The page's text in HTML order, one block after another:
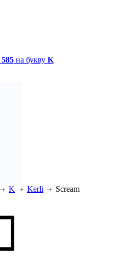
585на букву K
K Kerli Scream